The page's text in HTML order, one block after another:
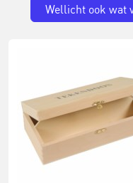
Wellicht ook wat